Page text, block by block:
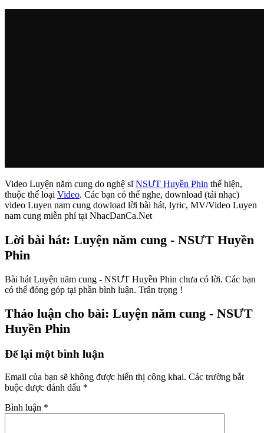
Video Luyện năm cung do nghệ sĩNSƯT Huyền Phin thể hiện,
thuộc thể loại Video. Các bạn có thể nghe, download (tải nhạc)
video Luyen nam cung dowload lời bài hát, lyric, MV/Video Luyen
nam cung miễn phí tại NhacDanCa.Net
Lời bài hát: Luyện năm cung - NSƯT Huyền
Phin
Bài hát Luyện năm cung - NSƯT Huyền Phin chưa có lời. Các bạn
có thể đóng góp tại phần bình luận. Trân trọng !
Thảo luận cho bài: Luyện năm cung - NSƯT
Huyền Phin
Để lại một bình luận
Email của bạn sẽ không được hiển thị công khai. Các trường bắt
buộc được đánh dấu *
Bình luận *